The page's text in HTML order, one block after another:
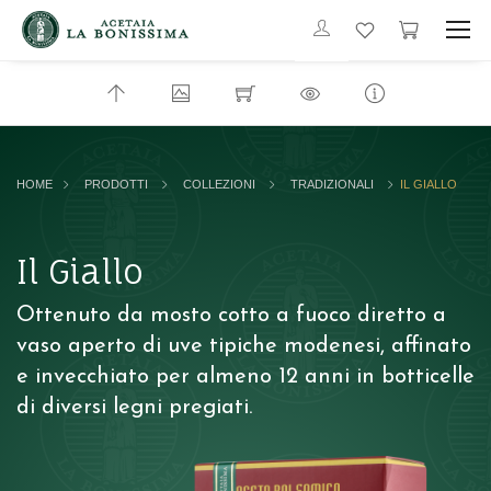
HOME PRODOTTI COLLEZIONI TRADIZIONALI IL GIALLO
Il Giallo
Ottenuto da mosto cotto a fuoco diretto a
vaso aperto di uve tipiche modenesi, affinato
e invecchiato per almeno 12 anni in botticelle
di diversi legni pregiati.